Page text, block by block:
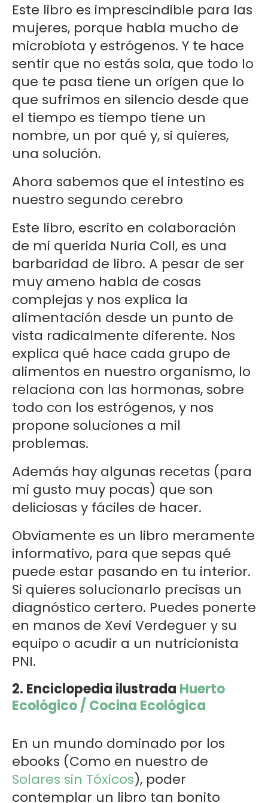
Este libro es imprescindible para las
mujeres, porque habla mucho de
microbiota y estrógenos. Y te hace
sentir que no estás sola, que todo lo
que te pasa tiene un origen que lo
que sufrimos en silencio desde que
el tiempo es tiempo tiene un
nombre, un por qué y, si quieres,
una solución.
Ahora sabemos que el intestino es
nuestro segundo cerebro
Este libro, escrito en colaboración
de mi querida Nuria Coll, es una
barbaridad de libro. A pesar de ser
muy ameno habla de cosas
complejas y nos explica la
alimentación desde un punto de
vista radicalmente diferente. Nos
explica qué hace cada grupo de
alimentos en nuestro organismo, lo
relaciona con las hormonas, sobre
todo con los estrógenos, y nos
propone soluciones a mil
problemas.
Además hay algunas recetas (para
mi gusto muy pocas) que son
deliciosas y fáciles de hacer.
Obviamente es un libro meramente
informativo, para que sepas qué
puede estar pasando en tu interior.
Si quieres solucionarlo precisas un
diagnóstico certero. Puedes ponerte
en manos de Xevi Verdeguer y su
equipo o acudir a un nutricionista
PNI.
2. Enciclopedia ilustrada Huerto
Ecológico / Cocina Ecológica
En un mundo dominado por los
ebooks (Como en nuestro de
Solares sin Tóxicos), poder
contemplar un libro tan bonito